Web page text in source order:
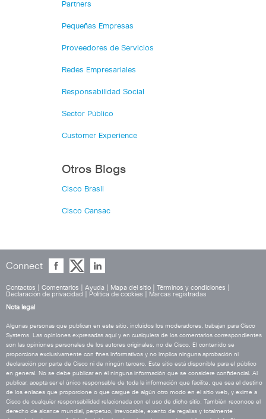
Partners
Pequeñas Empresas
Proveedores de Servicios
Redes Empresariales
Responsabilidad Social
Sector Público
Customer Experience
Otros Blogs
Cisco Brasil
Cisco Cansac
Connect
Contactos Comentarios Ayuda Mapa del sitio Términos y condiciones
Declaración de privacidad
Política de cookies
Marcas registradas
Nota legal
Algunas personas que publican en este sitio, incluidos los moderadores, trabajan para Cisco
Systems. Las opiniones expresadas aquí y en cualquiera de los comentarios correspondientes
son las opiniones personales de los autores originales, no de Cisco. El contenido se
proporciona exclusivamente con fines informativos y no implica ninguna aprobación ni
declaración por parte de Cisco ni de ningún tercero. Este sitio está disponible para el público
en general. No se debe publicar en él ninguna información que se considere confidencial. Al
publicar, acepta ser el único responsable de toda la información que facilite, que sea el destino
de los enlaces que proporcione o que cargue de algún otro modo en el sitio web, y exime a
Cisco de cualquier responsabilidad relacionada con el uso de dicho sitio. También reconoce el
derecho de alcance mundial, perpetuo, irrevocable, exento de regalías y totalmente